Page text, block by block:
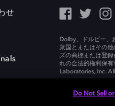
せ
Dolby、ドルビー、
衆国とまたはその
ズの商標または登
れの合法的権利保
Laboratories, Inc.
Do Not Sell